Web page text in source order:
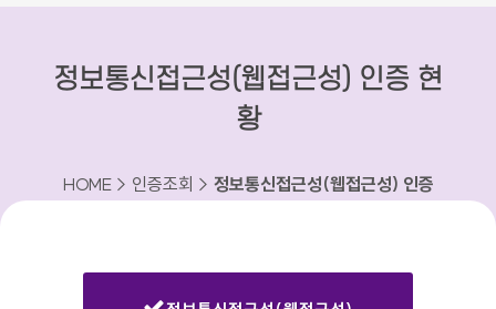
정보통신접근성(웹접근성) 인증 현
황
HOME > 인증조회 > 정보통신접근성(웹접근성) 인증